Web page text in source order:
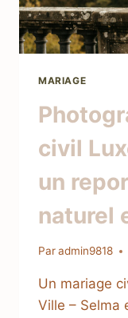
MARIAGE
civil
un
naturel
Paradmin9818
Un mariage
Ville – Selma